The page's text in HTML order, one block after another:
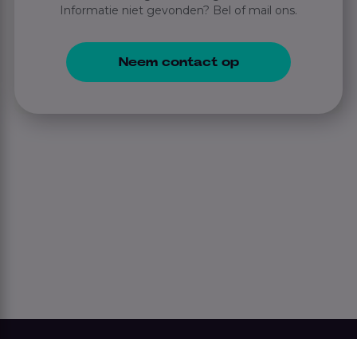
Informatie niet gevonden? Bel of mail ons.
Neem contact op